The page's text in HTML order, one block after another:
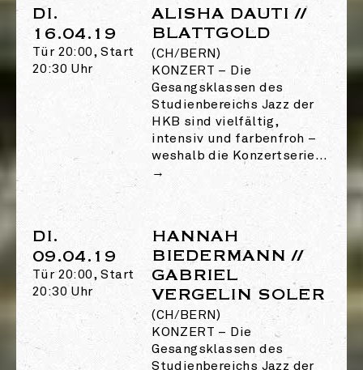
DI.
16.04.19
Tür 20:00, Start
20:30 Uhr
ALISHA DAUTI //
BLATTGOLD
(CH/BERN)
KONZERT – Die
Gesangsklassen des
Studienbereichs Jazz der
HKB sind vielfältig,
intensiv und farbenfroh –
weshalb die Konzertserie…
→
DI.
09.04.19
Tür 20:00, Start
20:30 Uhr
HANNAH
BIEDERMANN //
GABRIEL
VERGELIN SOLER
(CH/BERN)
KONZERT – Die
Gesangsklassen des
Studienbereichs Jazz der